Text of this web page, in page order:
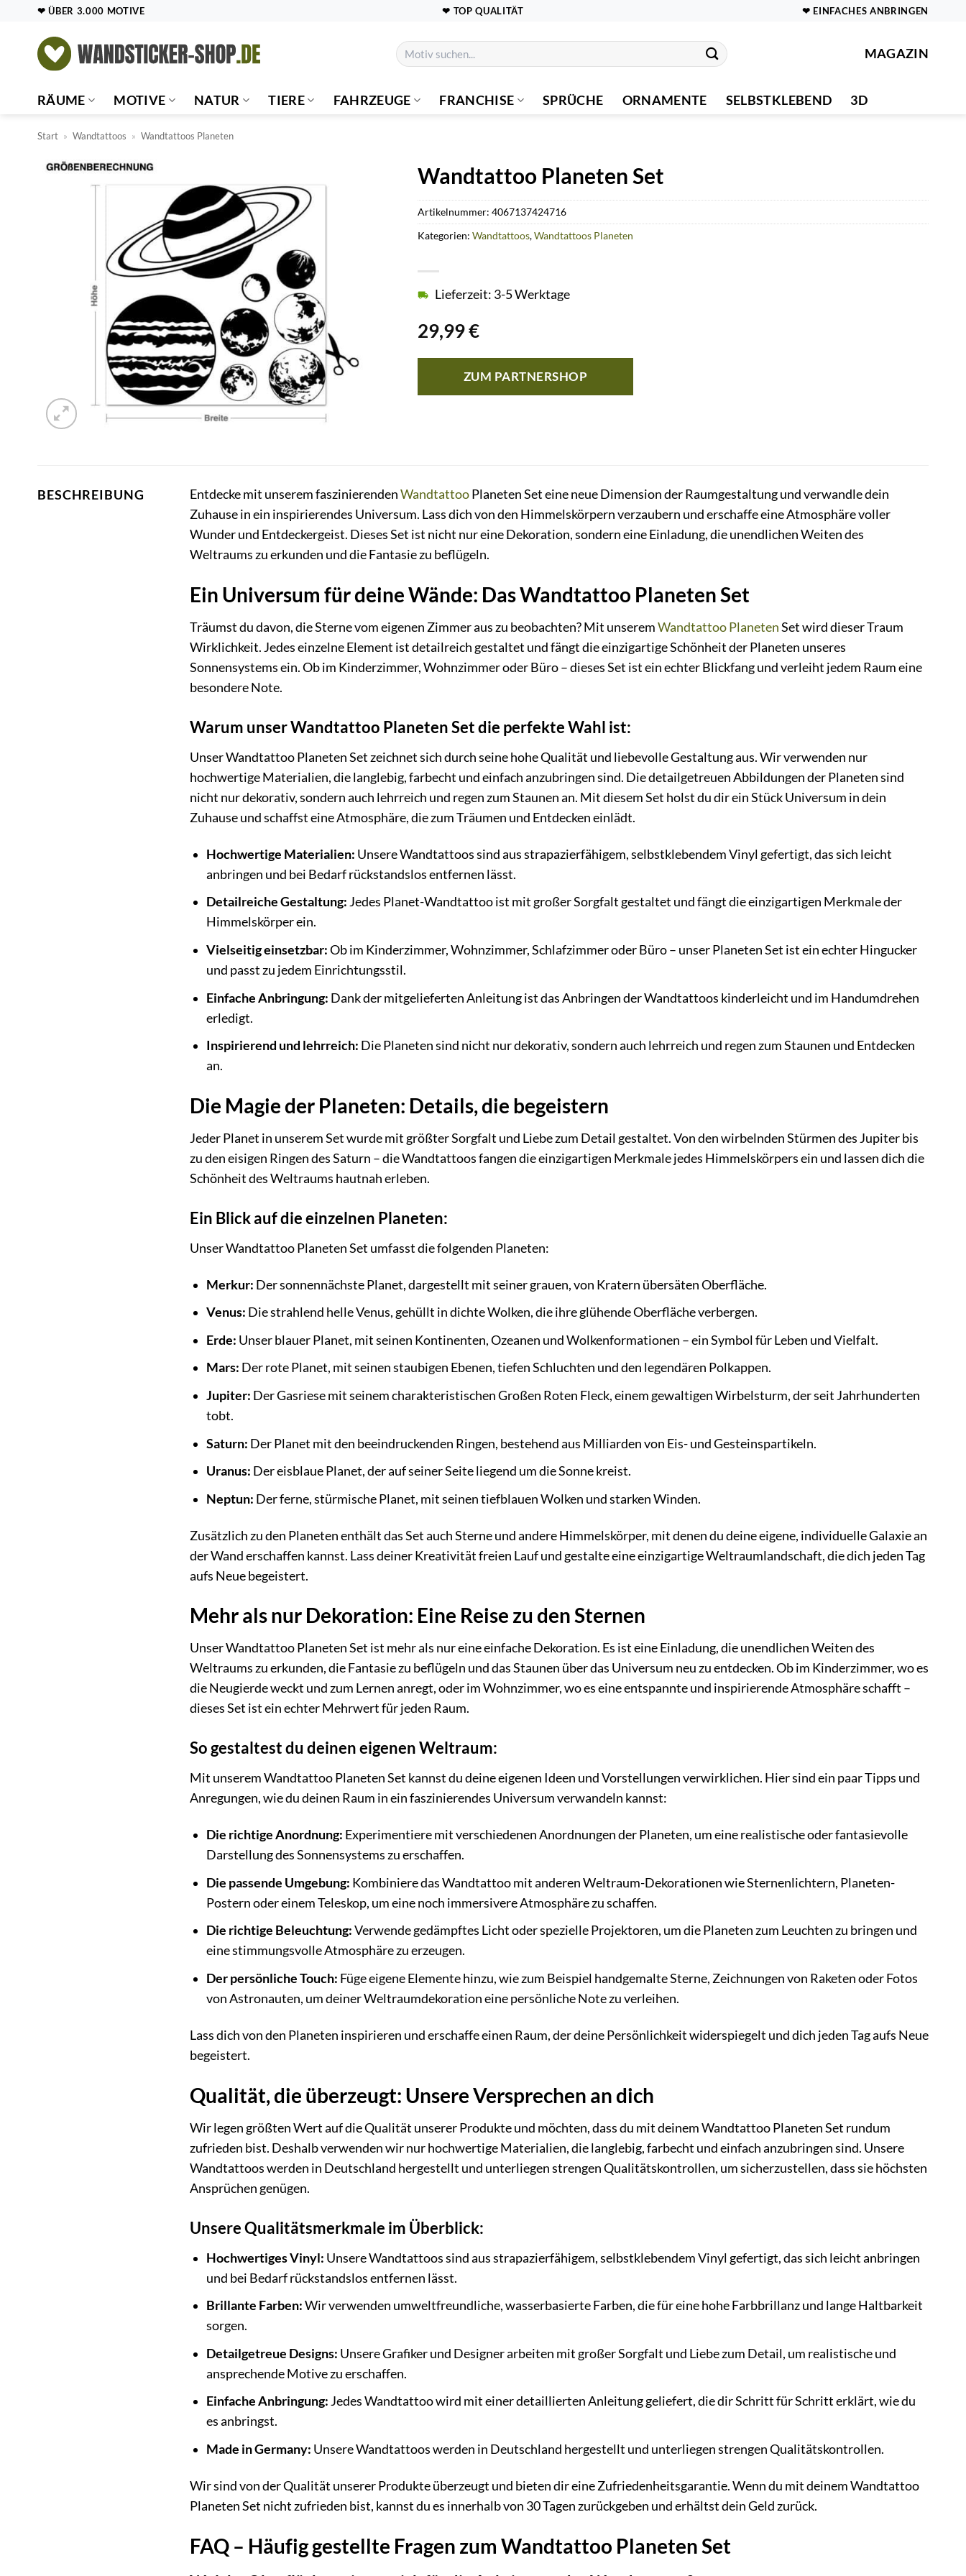
springen
❤ ÜBER 3.000 MOTIVE ❤ TOP QUALITÄT ❤ EINFACHES ANBRINGEN
Suchen
nach:
MAGAZIN
RÄUME MOTIVE NATUR TIERE FAHRZEUGE FRANCHISE SPRÜCHE ORNAMENTE SELBSTKLEBEND 3D
Start » Wandtattoos » Wandtattoos Planeten
Wandtattoo Planeten Set
29,99€
Lieferzeit: 3-5 Werktage
ZUM PARTNERSHOP
Artikelnummer:4067137424716
Kategorien:Wandtattoos,Wandtattoos Planeten
BESCHREIBUNG Entdecke mit unserem faszinierendenWandtattooPlaneten Set eine neue Dimension der Raumgestaltung und verwandle dein
Zuhause in ein inspirierendes Universum. Lass dich von den Himmelskörpern verzaubern und erschaffe eine Atmosphäre voller
Wunder und Entdeckergeist. Dieses Set ist nicht nur eine Dekoration, sondern eine Einladung, die unendlichen Weiten des
Weltraums zu erkunden und die Fantasie zu beflügeln.
Ein Universum für deine Wände: Das Wandtattoo Planeten Set
Träumst du davon, die Sterne vom eigenen Zimmer aus zu beobachten? Mit unseremWandtattoo PlanetenSet wird dieser Traum
Wirklichkeit. Jedes einzelne Element ist detailreich gestaltet und fängt die einzigartige Schönheit der Planeten unseres
Sonnensystems ein. Ob im Kinderzimmer, Wohnzimmer oder Büro – dieses Set ist ein echter Blickfang und verleiht jedem Raum eine
besondere Note.
Warum unser Wandtattoo Planeten Set die perfekte Wahl ist:
Unser Wandtattoo Planeten Set zeichnet sich durch seine hohe Qualität und liebevolle Gestaltung aus. Wir verwenden nur
hochwertige Materialien, die langlebig, farbecht und einfach anzubringen sind. Die detailgetreuen Abbildungen der Planeten sind
nicht nur dekorativ, sondern auch lehrreich und regen zum Staunen an. Mit diesem Set holst du dir ein Stück Universum in dein
Zuhause und schaffst eine Atmosphäre, die zum Träumen und Entdecken einlädt.
Hochwertige Materialien: Unsere Wandtattoos sind aus strapazierfähigem, selbstklebendem Vinyl gefertigt, das sich leicht
anbringen und bei Bedarf rückstandslos entfernen lässt.
Detailreiche Gestaltung:Jedes Planet-Wandtattoo ist mit großer Sorgfalt gestaltet und fängt die einzigartigen Merkmale der
Himmelskörper ein.
Vielseitig einsetzbar:Ob im Kinderzimmer, Wohnzimmer, Schlafzimmer oder Büro – unser Planeten Set ist ein echter Hingucker
und passt zu jedem Einrichtungsstil.
Einfache Anbringung: Dank der mitgelieferten Anleitung ist das Anbringen der Wandtattoos kinderleicht und im Handumdrehen
erledigt.
Inspirierend und lehrreich: Die Planeten sind nicht nur dekorativ, sondern auch lehrreich und regen zum Staunen und Entdecken
an.
Die Magie der Planeten: Details, die begeistern
Jeder Planet in unserem Set wurde mit größter Sorgfalt und Liebe zum Detail gestaltet. Von den wirbelnden Stürmen des Jupiter bis
zu den eisigen Ringen des Saturn – die Wandtattoos fangen die einzigartigen Merkmale jedes Himmelskörpers ein und lassen dich die
Schönheit des Weltraums hautnah erleben.
Ein Blick auf die einzelnen Planeten:
Unser Wandtattoo Planeten Set umfasst die folgenden Planeten:
Merkur: Der sonnennächste Planet, dargestellt mit seiner grauen, von Kratern übersäten Oberfläche.
Venus: Die strahlend helle Venus, gehüllt in dichte Wolken, die ihre glühende Oberfläche verbergen.
Erde: Unser blauer Planet, mit seinen Kontinenten, Ozeanen und Wolkenformationen – ein Symbol für Leben und Vielfalt.
Mars: Der rote Planet, mit seinen staubigen Ebenen, tiefen Schluchten und den legendären Polkappen.
Jupiter: Der Gasriese mit seinem charakteristischen Großen Roten Fleck, einem gewaltigen Wirbelsturm, der seit Jahrhunderten
tobt.
Saturn: Der Planet mit den beeindruckenden Ringen, bestehend aus Milliarden von Eis- und Gesteinspartikeln.
Uranus: Der eisblaue Planet, der auf seiner Seite liegend um die Sonne kreist.
Neptun: Der ferne, stürmische Planet, mit seinen tiefblauen Wolken und starken Winden.
Zusätzlich zu den Planeten enthält das Set auch Sterne und andere Himmelskörper, mit denen du deine eigene, individuelle Galaxie an
der Wand erschaffen kannst. Lass deiner Kreativität freien Lauf und gestalte eine einzigartige Weltraumlandschaft, die dich jeden Tag
aufs Neue begeistert.
Mehr als nur Dekoration: Eine Reise zu den Sternen
Unser Wandtattoo Planeten Set ist mehr als nur eine einfache Dekoration. Es ist eine Einladung, die unendlichen Weiten des
Weltraums zu erkunden, die Fantasie zu beflügeln und das Staunen über das Universum neu zu entdecken. Ob im Kinderzimmer, wo es
die Neugierde weckt und zum Lernen anregt, oder im Wohnzimmer, wo es eine entspannte und inspirierende Atmosphäre schafft –
dieses Set ist ein echter Mehrwert für jeden Raum.
So gestaltest du deinen eigenen Weltraum:
Mit unserem Wandtattoo Planeten Set kannst du deine eigenen Ideen und Vorstellungen verwirklichen. Hier sind ein paar Tipps und
Anregungen, wie du deinen Raum in ein faszinierendes Universum verwandeln kannst:
Die richtige Anordnung: Experimentiere mit verschiedenen Anordnungen der Planeten, um eine realistische oder fantasievolle
Darstellung des Sonnensystems zu erschaffen.
Die passende Umgebung: Kombiniere das Wandtattoo mit anderen Weltraum-Dekorationen wie Sternenlichtern, Planeten-
Postern oder einem Teleskop, um eine noch immersivere Atmosphäre zu schaffen.
Die richtige Beleuchtung:Verwende gedämpftes Licht oder spezielle Projektoren, um die Planeten zum Leuchten zu bringen und
eine stimmungsvolle Atmosphäre zu erzeugen.
Der persönliche Touch: Füge eigene Elemente hinzu, wie zum Beispiel handgemalte Sterne, Zeichnungen von Raketen oder Fotos
von Astronauten, um deiner Weltraumdekoration eine persönliche Note zu verleihen.
Lass dich von den Planeten inspirieren und erschaffe einen Raum, der deine Persönlichkeit widerspiegelt und dich jeden Tag aufs Neue
begeistert.
Qualität, die überzeugt: Unsere Versprechen an dich
Wir legen größten Wert auf die Qualität unserer Produkte und möchten, dass du mit deinem Wandtattoo Planeten Set rundum
zufrieden bist. Deshalb verwenden wir nur hochwertige Materialien, die langlebig, farbecht und einfach anzubringen sind. Unsere
Wandtattoos werden in Deutschland hergestellt und unterliegen strengen Qualitätskontrollen, um sicherzustellen, dass sie höchsten
Ansprüchen genügen.
Unsere Qualitätsmerkmale im Überblick:
Hochwertiges Vinyl: Unsere Wandtattoos sind aus strapazierfähigem, selbstklebendem Vinyl gefertigt, das sich leicht anbringen
und bei Bedarf rückstandslos entfernen lässt.
Brillante Farben:Wir verwenden umweltfreundliche, wasserbasierte Farben, die für eine hohe Farbbrillanz und lange Haltbarkeit
sorgen.
Detailgetreue Designs: Unsere Grafiker und Designer arbeiten mit großer Sorgfalt und Liebe zum Detail, um realistische und
ansprechende Motive zu erschaffen.
Einfache Anbringung:Jedes Wandtattoo wird mit einer detaillierten Anleitung geliefert, die dir Schritt für Schritt erklärt, wie du
es anbringst.
Made in Germany: Unsere Wandtattoos werden in Deutschland hergestellt und unterliegen strengen Qualitätskontrollen.
Wir sind von der Qualität unserer Produkte überzeugt und bieten dir eine Zufriedenheitsgarantie. Wenn du mit deinem Wandtattoo
Planeten Set nicht zufrieden bist, kannst du es innerhalb von 30 Tagen zurückgeben und erhältst dein Geld zurück.
FAQ – Häufig gestellte Fragen zum Wandtattoo Planeten Set